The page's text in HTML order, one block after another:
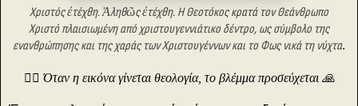
Χριστός ἐτέχθη. Ἀληθῶς ἐτέχθη. Η Θεοτόκος κρατά τον Θεάνθρωπο
Χριστό πλαισιωμένη από χριστουγεννιάτικο δέντρο, ως σύμβολο της
ενανθρώπησης και της χαράς των Χριστουγέννων και το Φως νικά τη νύχτα.
☝🏼 Όταν η εικόνα γίνεται θεολογία, το βλέμμα προσεύχεται 🙏